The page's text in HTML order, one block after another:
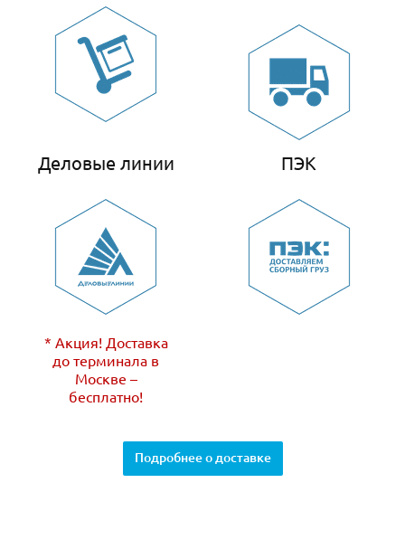
Деловые линии
* Акция! Доставка
до терминала в
Москве –
бесплатно!
ПЭК
Подробнее о доставке